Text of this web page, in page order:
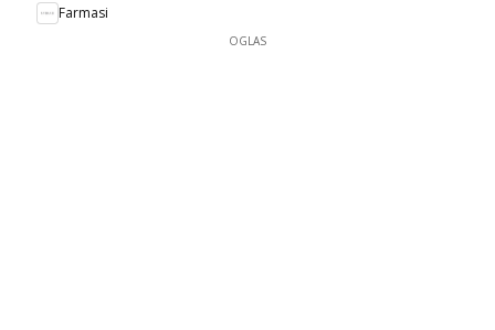
Farmasi
OGLAS